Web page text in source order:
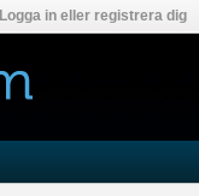
Logga in eller registrera dig